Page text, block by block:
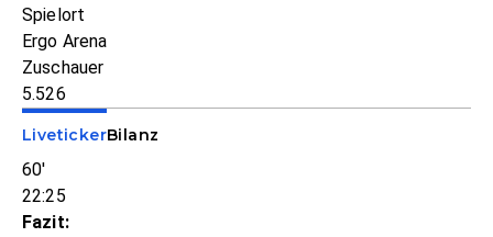
Spielort
Ergo Arena
Zuschauer
5.526
LivetickerBilanz
60'
22:25
Fazit: